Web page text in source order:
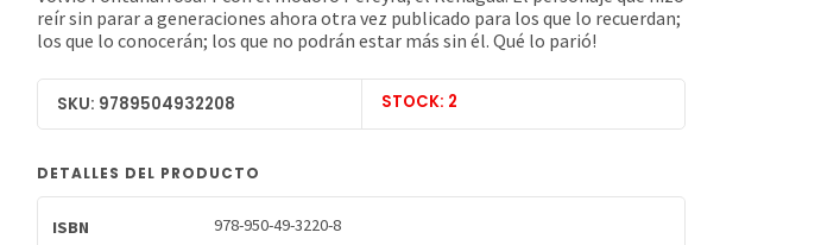
reír sin parar a generaciones ahora otra vez publicado para los que lo recuerdan;
los que lo conocerán; los que no podrán estar más sin él. Qué lo parió!
SKU: 9789504932208 STOCK: 2
DETALLES DEL PRODUCTO
ISBN 978-950-49-3220-8